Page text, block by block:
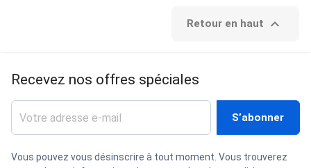
Retour en haut 
Recevez nos offres spéciales
Vous pouvez vous désinscrire à tout moment. Vous trouverez